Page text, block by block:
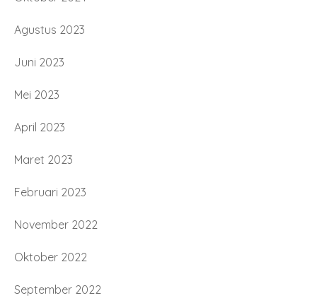
Agustus 2023
Juni 2023
Mei 2023
April 2023
Maret 2023
Februari 2023
November 2022
Oktober 2022
September 2022